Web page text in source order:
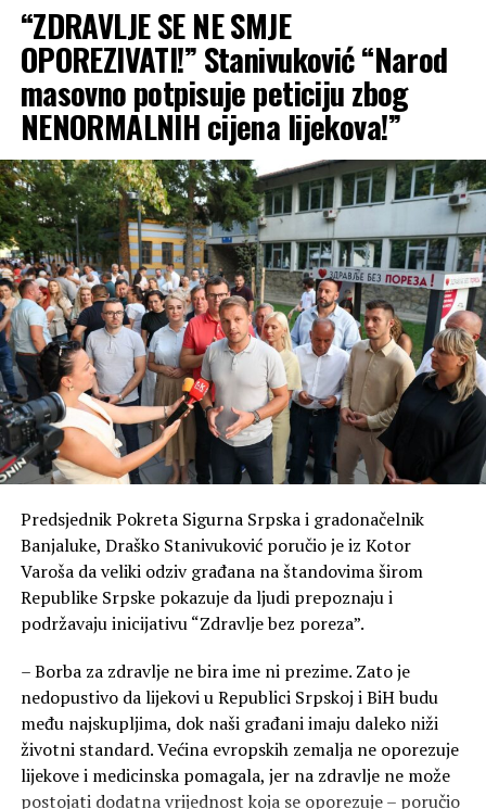
“ZDRAVLJE SE NE SMJE
OPOREZIVATI!” Stanivuković “Narod
masovno potpisuje peticiju zbog
NENORMALNIH cijena lijekova!”
Predsjednik Pokreta Sigurna Srpska i gradonačelnik
Banjaluke, Draško Stanivuković poručio je iz Kotor
Varoša da veliki odziv građana na štandovima širom
Republike Srpske pokazuje da ljudi prepoznaju i
podržavaju inicijativu “Zdravlje bez poreza”.
– Borba za zdravlje ne bira ime ni prezime. Zato je
nedopustivo da lijekovi u Republici Srpskoj i BiH budu
među najskupljima, dok naši građani imaju daleko niži
životni standard. Većina evropskih zemalja ne oporezuje
lijekove i medicinska pomagala, jer na zdravlje ne može
postojati dodatna vrijednost koja se oporezuje – poručio